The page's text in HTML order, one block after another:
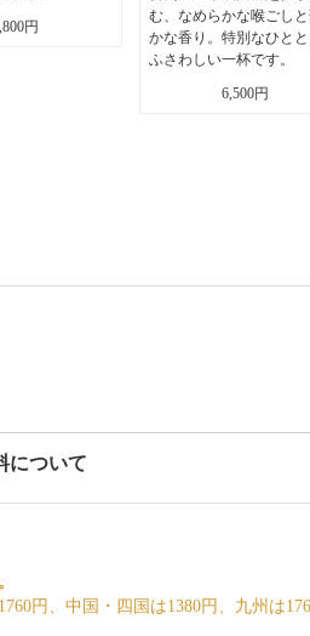
円
む、なめらかな喉ごし
かな香り。特別なひと
ふさわしい一杯です。
6,500円
について
円、中国・四国は1380円、九州は